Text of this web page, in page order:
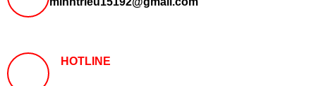
HOTLINE